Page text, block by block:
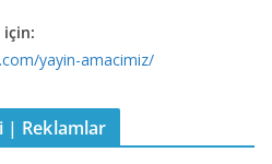
için:
yayin-amacimiz/
| Reklamlar